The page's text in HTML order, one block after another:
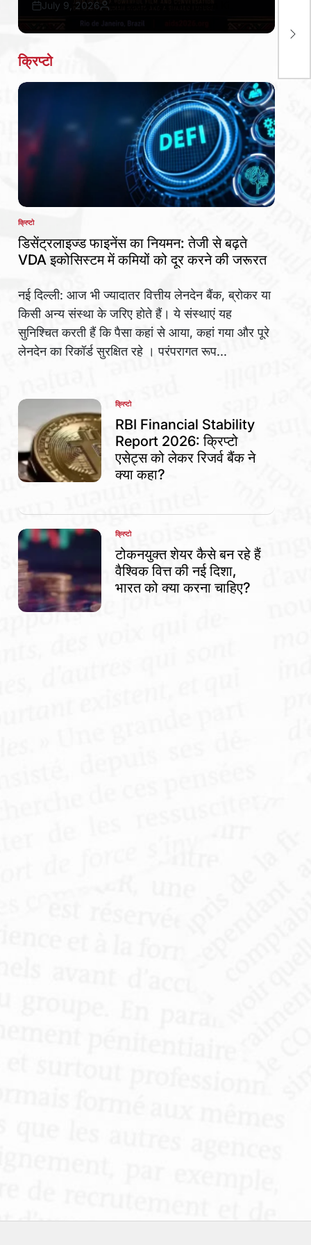
का
Post
July 9, 2026
By:
क्रिप्टो
POSTED
IN
क्रिप्टो
डिसेंट्रलाइज्ड फाइनेंस का नियमन: तेजी से बढ़ते
VDA इकोसिस्टम में कमियों को दूर करने की जरूरत
नई दिल्ली: आज भी ज्यादातर वित्तीय लेनदेन बैंक, ब्रोकर या
किसी अन्य संस्था के जरिए होते हैं। ये संस्थाएं यह
सुनिश्चित करती हैं कि पैसा कहां से आया, कहां गया और पूरे
लेनदेन का रिकॉर्ड सुरक्षित रहे । परंपरागत रूप...
POSTED
IN
क्रिप्टो
RBI Financial Stability
Report 2026: क्रिप्टो
एसेट्स को लेकर रिजर्व बैंक ने
क्या कहा?
POSTED
IN
क्रिप्टो
टोकनयुक्त शेयर कैसे बन रहे हैं
वैश्विक वित्त की नई दिशा,
भारत को क्या करना चाहिए?